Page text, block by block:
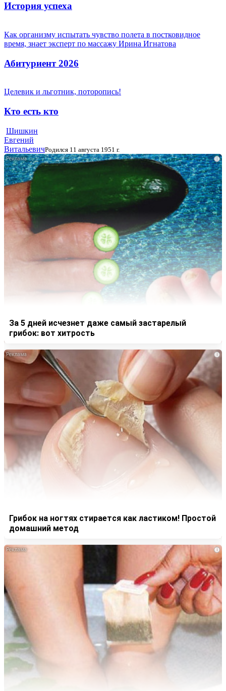
История успеха
Как организму испытать чувство полета в постковидное
время, знает эксперт по массажу Ирина Игнатова
Абитуриент 2026
Целевик и льготник, поторопись!
Кто есть кто
Шишкин
Евгений
ВитальевичРодился 11 августа 1951 г.
i
За 5 дней исчезнет даже самый застарелый
грибок: вот хитрость
i
Грибок на ногтях стирается как ластиком! Простой
домашний метод
i